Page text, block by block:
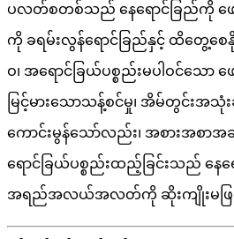
ပလတ်စတစ်သည် နေရောင်ခြည်ကို ဖေ
ကို ခရမ်းလွန်ရောင်ခြည်နှင့် ထိတွေ့စ
ဝ၊ အရောင်ခြယ်ပစ္စည်းမပါဝင်သော
မြင့်မားသောသန့်စင်မှု၊ အိမ်တွင်းအ
ကောင်းမွန်သော်လည်း၊ အစားအစာ
ရောင်ခြယ်ပစ္စည်းထည့်ခြင်းသည် နေ
အရည်အလယ်အလတ်ကို ဆိုးကျိုးမဖြစ်